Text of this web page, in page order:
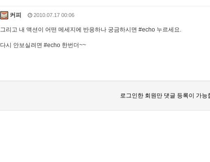
커피 2010.07.17 00:06
그리고 내 액션이 어떤 메세지에 반응하나 궁금하시면 #echo 누르세요.
다시 안보실려면 #echo 한번더~~
로그인한 회원만 댓글 등록이 가능